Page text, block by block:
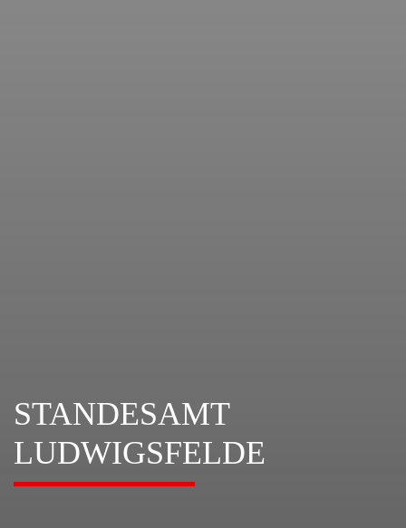
STANDESAMT
LUDWIGSFELDE